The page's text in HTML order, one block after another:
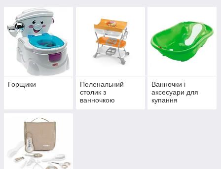
Горщики
Пеленальний
столик з
ванночкою
Ванночки і
аксесуари для
купання